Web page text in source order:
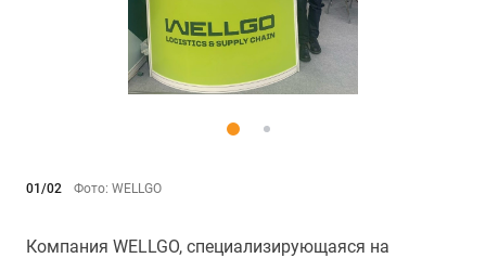
01/02 Фото: WELLGO
Компания WELLGO, специализирующаяся на